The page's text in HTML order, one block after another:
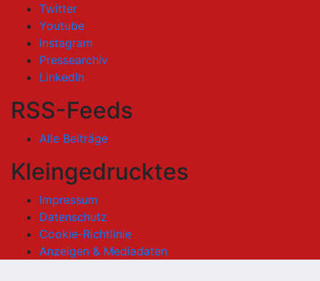
Twitter
Youtube
Instagram
Pressearchiv
LinkedIn
RSS-Feeds
Alle Beiträge
Kleingedrucktes
Impressum
Datenschutz
Cookie-Richtlinie
Anzeigen & Mediadaten